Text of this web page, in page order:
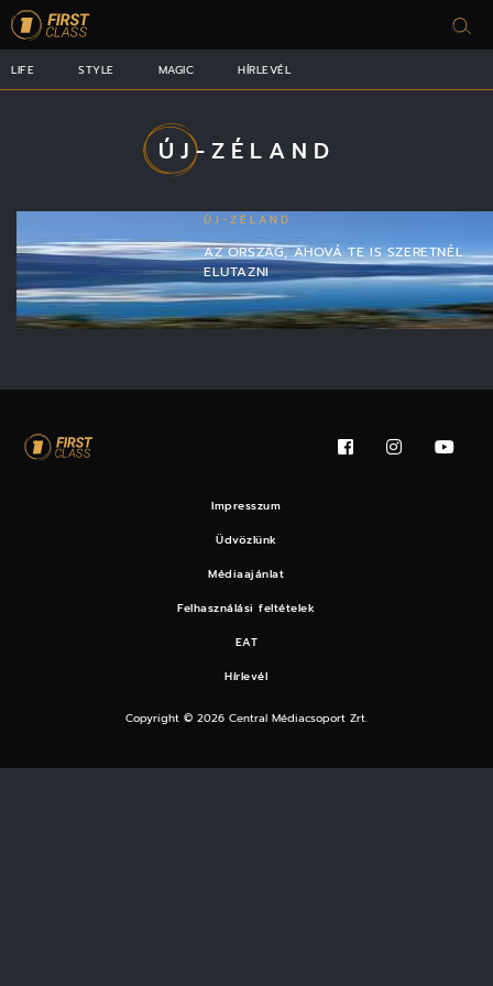
LIFE STYLE MAGIC HÍRLEVÉL
ÚJ-ZÉLAND
ÚJ-ZÉLAND
AZ ORSZÁG, AHOVÁ TE IS SZERETNÉL
ELUTAZNI
Impresszum
Üdvözlünk
Médiaajánlat
Felhasználási feltételek
EAT
Hírlevél
Copyright © 2026 Central Médiacsoport Zrt.